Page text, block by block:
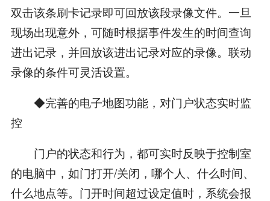
双击该条刷卡记录即可回放该段录像文件。一旦
现场出现意外，可随时根据事件发生的时间查询
进出记录，并回放该进出记录对应的录像。联动
录像的条件可灵活设置。
◆完善的电子地图功能，对门户状态实时监
控
门户的状态和行为，都可实时反映于控制室
的电脑中，如门打开/关闭，哪个人、什么时间、
什么地点等。门开时间超过设定值时，系统会报